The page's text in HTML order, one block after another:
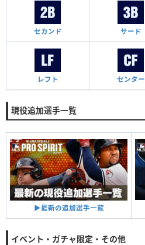
セカンド サード
レフト センター
現役追加選手一覧
▶︎最新の追加選手一覧
イベント・ガチャ限定・その他